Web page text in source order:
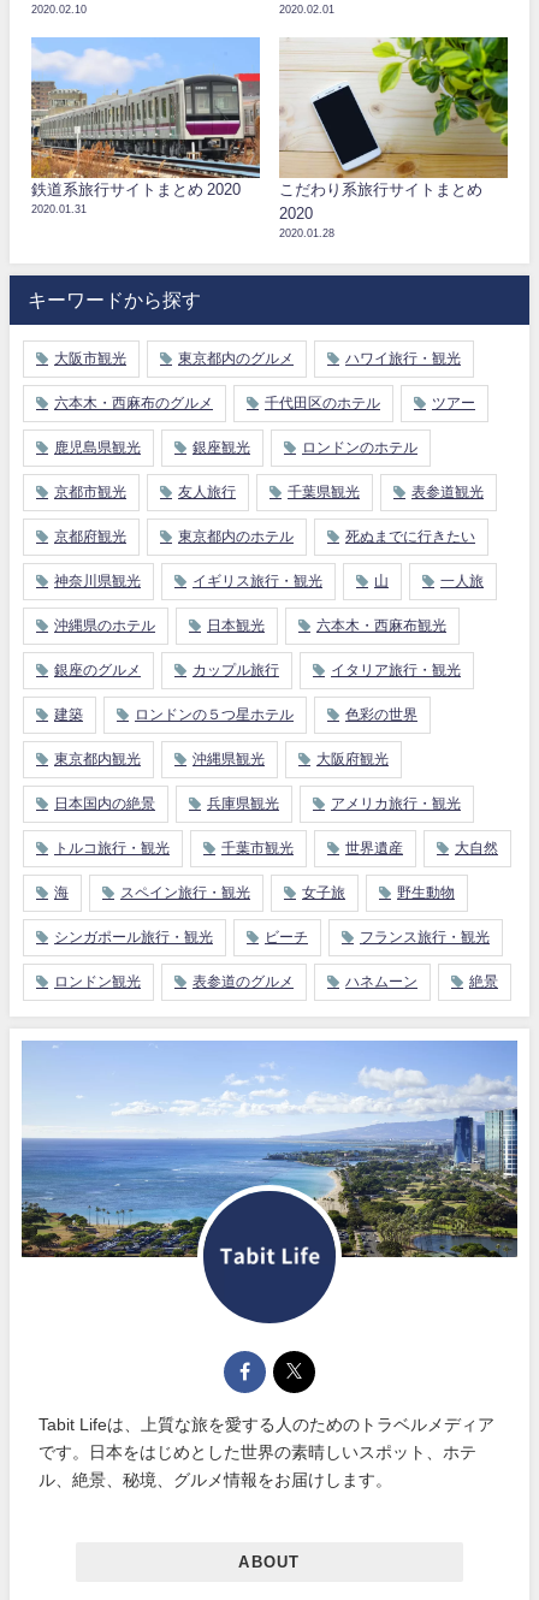
2020.02.10 2020.02.01
鉄道系旅行サイトまとめ 2020
2020.01.31
こだわり系旅行サイトまとめ
2020
2020.01.28
キーワードから探す
大阪市観光 東京都内のグルメ ハワイ旅行・観光
六本木・西麻布のグルメ 千代田区のホテル ツアー
鹿児島県観光 銀座観光 ロンドンのホテル
京都市観光 友人旅行 千葉県観光 表参道観光
京都府観光 東京都内のホテル 死ぬまでに行きたい
神奈川県観光 イギリス旅行・観光 山 一人旅
沖縄県のホテル 日本観光 六本木・西麻布観光
銀座のグルメ カップル旅行 イタリア旅行・観光
建築 ロンドンの５つ星ホテル 色彩の世界
東京都内観光 沖縄県観光 大阪府観光
日本国内の絶景 兵庫県観光 アメリカ旅行・観光
トルコ旅行・観光 千葉市観光 世界遺産 大自然
海 スペイン旅行・観光 女子旅 野生動物
シンガポール旅行・観光 ビーチ フランス旅行・観光
ロンドン観光 表参道のグルメ ハネムーン 絶景
Tabit Lifeは、上質な旅を愛する人のためのトラベルメディア
です。日本をはじめとした世界の素晴しいスポット、ホテ
ル、絶景、秘境、グルメ情報をお届けします。
ABOUT